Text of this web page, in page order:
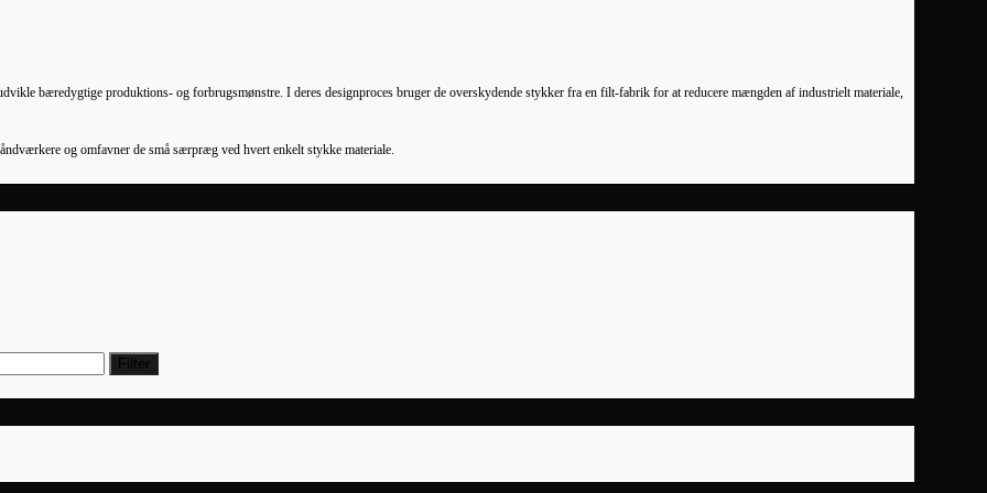
bæredygtige produktions- og forbrugsmønstre. I deres designproces bruger de overskydende stykker fra en filt-fabrik for at reducere mængden af industrielt materiale,
og omfavner de små særpræg ved hvert enkelt stykke materiale.
Filter